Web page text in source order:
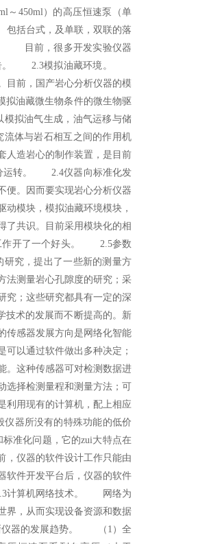
450ml）的高压恒速泵（单
括台式，及单联，双联的落
目前，很多开发实验仪器
报告。 2.3模拟油藏环境。
目前，国产岩心分析仪器的模
拟油藏微生物条件的微生物驱
模拟油气生成，油气运移与储
体与岩石相互之间的作用机
人造岩心的制作装置，是目前
分运转。 2.4仪器向标准化发
。因而要实现岩心分析仪器
模块，模拟油藏环境模块，
了共识。目前采用模块化的相
作开了一个好头。 2.5参数
究，提出了一些新的测量方
法测量岩心孔隙度的研究；采
究；这些研究都具有一定的深
术的发展而不断提高的。新
感器发展方向是网络化智能
以通过软件做出多种决定；
。这种传感器可对检测数据进
选择检测量程和测量方法；可
用现有的计算机，配上相应
仪器所没有的特殊功能的低价
准化问题，它的zui大特点在
，仪器的软件设计工作只能由
软件开发平台后，仪器的软件
计算机网络技术。 网络为
界，从而实现设备资源和数据
仪器的发展趋势。 （1）全